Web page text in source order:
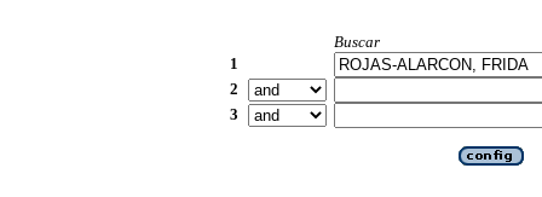
Buscar
1
2
3